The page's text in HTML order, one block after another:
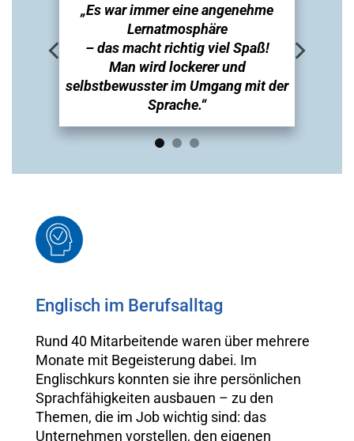
„Es war immer eine angenehme
Lernatmosphäre
– das macht richtig viel Spaß!
Man wird lockerer und
selbstbewusster im Umgang mit der
Sprache.“
Englisch im Berufsalltag
Rund 40 Mitarbeitende waren über mehrere
Monate mit Begeisterung dabei. Im
Englischkurs konnten sie ihre persönlichen
Sprachfähigkeiten ausbauen – zu den
Themen, die im Job wichtig sind: das
Unternehmen vorstellen, den eigenen